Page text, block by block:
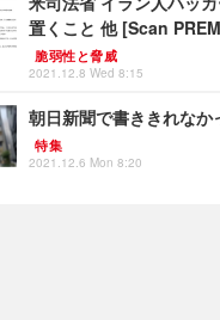
置くこと 他 [Scan
脆弱性と脅威
2021.12.8 Wed 8:15
朝日新聞で書ききれな
特集
2021.12.6 Mon 8:20